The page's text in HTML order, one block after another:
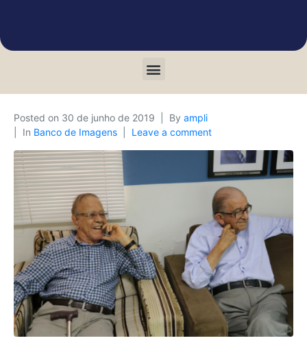
Posted on 30 de junho de 2019 By ampli
In Banco de Imagens Leave a comment